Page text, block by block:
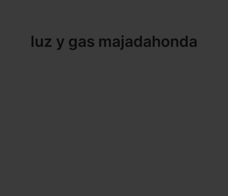
luz y gas majadahonda